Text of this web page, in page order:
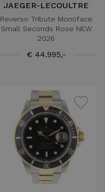
JAEGER-LECOULTRE
Reverso Tribute Monoface
Small Seconds Rose NEW
2026
€ 44.995,-